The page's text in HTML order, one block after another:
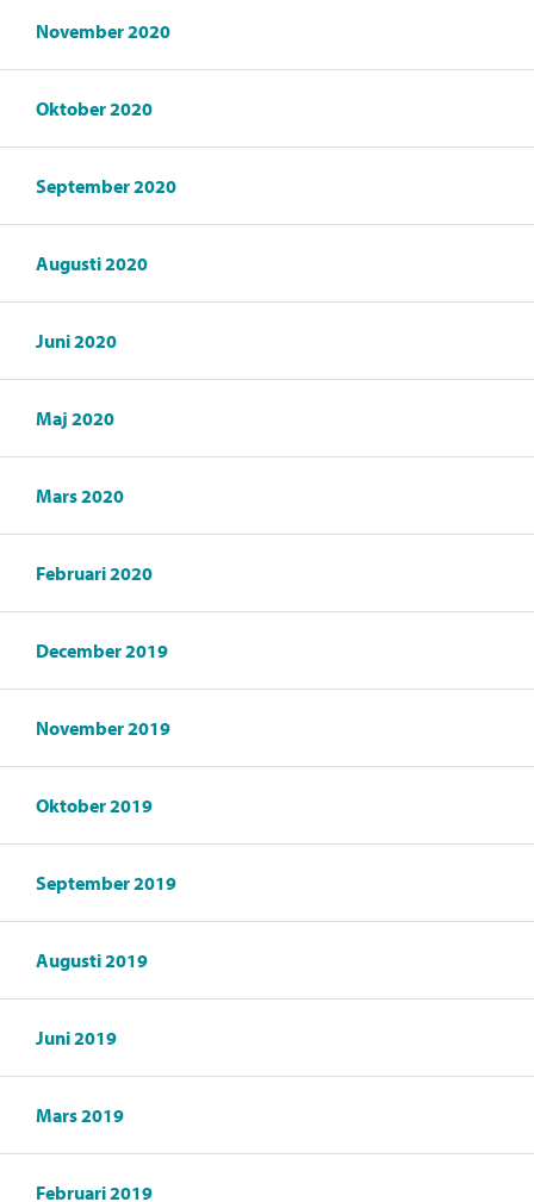
November 2020
Oktober 2020
September 2020
Augusti 2020
Juni 2020
Maj 2020
Mars 2020
Februari 2020
December 2019
November 2019
Oktober 2019
September 2019
Augusti 2019
Juni 2019
Mars 2019
Februari 2019